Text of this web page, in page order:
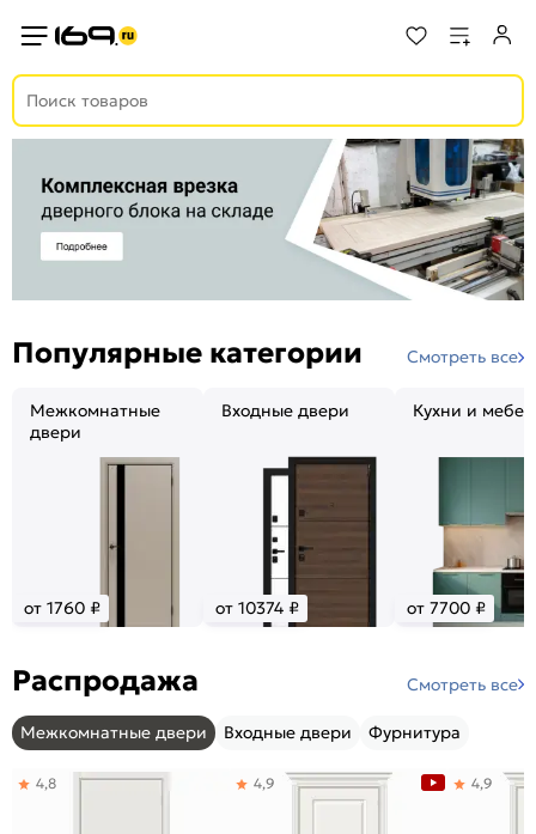
Популярные категории Смотреть все
Межкомнатные
двери
от 1760 ₽
Входные двери
от 10374 ₽
Кухни и
от 7700 ₽
Распродажа Смотреть все
Межкомнатные двери Входные двери Фурнитура
4,8 4,9 4,9